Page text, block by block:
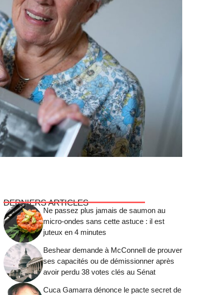
DERNIERS ARTICLES
Ne passez plus jamais de saumon au
micro-ondes sans cette astuce : il est
juteux en 4 minutes
Beshear demande à McConnell de prouver
ses capacités ou de démissionner après
avoir perdu 38 votes clés au Sénat
Cuca Gamarra dénonce le pacte secret de